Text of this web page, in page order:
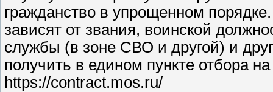
гражданство в упрощенном
зависят от звания, воинской
службы (в зоне СВО и другой) и
получить в едином пункте отбора
https://contract.mos.ru/